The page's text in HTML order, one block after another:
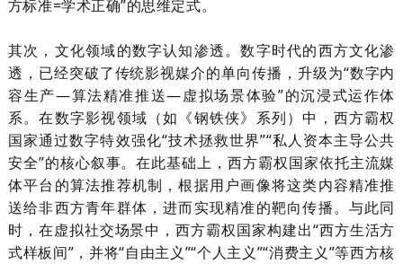
方标准=学术正确”的思维定式。
其次，文化领域的数字认知渗透。数字时代的西方文化渗
透，已经突破了传统影视媒介的单向传播，升级为“数字内
容生产—算法精准推送—虚拟场景体验”的沉浸式运作体
系。在数字影视领域（如《钢铁侠》系列）中，西方霸权
国家通过数字特效强化“技术拯救世界”“私人资本主导公共
安全”的核心叙事。在此基础上，西方霸权国家依托主流媒
体平台的算法推荐机制，根据用户画像将这类内容精准推
送给非西方青年群体，进而实现精准的靶向传播。与此同
时，在虚拟社交场景中，西方霸权国家构建出“西方生活方
式样板间”，并将“自由主义”“个人主义”“消费主义”等西方核